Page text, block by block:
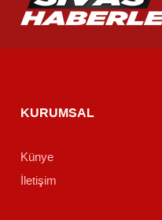
KURUMSAL
Künye
İletişim